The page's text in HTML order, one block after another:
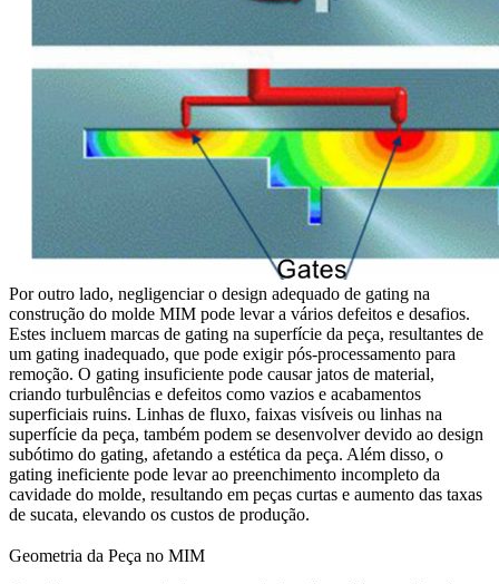
Por outro lado, negligenciar o design adequado de gating na
construção do molde MIM pode levar a vários defeitos e desafios.
Estes incluem marcas de gating na superfície da peça, resultantes de
um gating inadequado, que pode exigir pós-processamento para
remoção. O gating insuficiente pode causar jatos de material,
criando turbulências e defeitos como vazios e acabamentos
superficiais ruins. Linhas de fluxo, faixas visíveis ou linhas na
superfície da peça, também podem se desenvolver devido ao design
subótimo do gating, afetando a estética da peça. Além disso, o
gating ineficiente pode levar ao preenchimento incompleto da
cavidade do molde, resultando em peças curtas e aumento das taxas
de sucata, elevando os custos de produção.
Geometria da Peça no MIM